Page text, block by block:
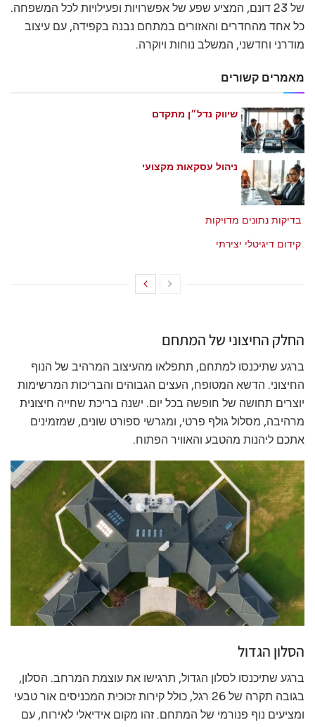
של 23 דונם, המציע שפע של אפשרויות ופעילויות לכל המשפחה.
כל אחד מהחדרים והאזורים במתחם נבנה בקפידה, עם עיצוב
מודרני וחדשני, המשלב נוחות ויוקרה.
מאמרים קשורים
שיווק נדל״ן מתקדם
ניהול עסקאות מקצועי
בדיקות נתונים מדויקות
קידום דיגיטלי יצירתי
החלק החיצוני של המתחם
ברגע שתיכנסו למתחם, תתפלאו מהעיצוב המרהיב של הנוף
החיצוני. הדשא המטופח, העצים הגבוהים והבריכות המרשימות
יוצרים תחושה של חופשה בכל יום. ישנה בריכת שחייה חיצונית
מרהיבה, מסלול גולף פרטי, ומגרשי ספורט שונים, שמזמינים
אתכם ליהנות מהטבע והאוויר הפתוח.
הסלון הגדול
ברגע שתיכנסו לסלון הגדול, תרגישו את עוצמת המרחב. הסלון,
בגובה תקרה של 26 רגל, כולל קירות זכוכית המכניסים אור טבעי
ומציעים נוף פנורמי של המתחם. זהו מקום אידיאלי לאירוח, עם